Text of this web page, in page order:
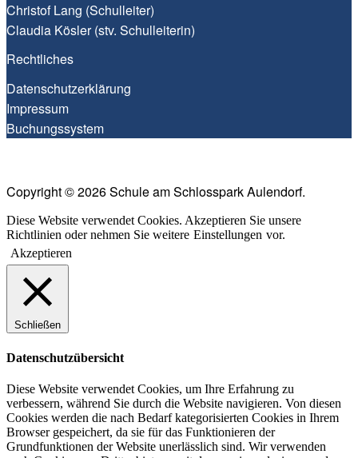
Christof Lang (Schul­lei­ter)
Clau­dia Kös­ler (stv. Schulleiterin)
Recht­li­ches
Daten­schutz­er­klä­rung
Impres­sum
Buchungs­sys­tem
Copyright © 2026 Schule am Schlosspark Aulendorf.
Diese Website verwendet Cookies. Akzeptieren Sie unsere
Richtlinien oder nehmen Sie weitere Einstellungen vor.
Akzeptieren
Schließen
Datenschutzübersicht
Diese Website verwendet Cookies, um Ihre Erfahrung zu
verbessern, während Sie durch die Website navigieren. Von diesen
Cookies werden die nach Bedarf kategorisierten Cookies in Ihrem
Browser gespeichert, da sie für das Funktionieren der
Grundfunktionen der Website unerlässlich sind. Wir verwenden